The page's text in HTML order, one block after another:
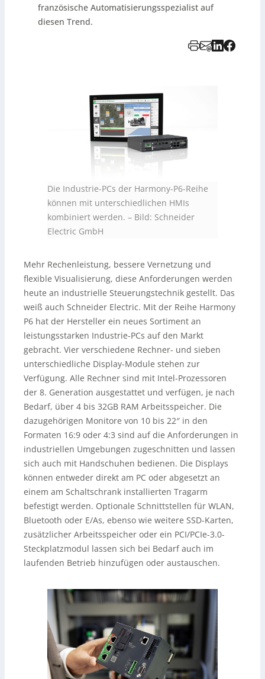
französische Automatisierungsspezialist auf
diesen Trend.
Die Industrie-PCs der Harmony-P6-Reihe
können mit unterschiedlichen HMIs
kombiniert werden. – Bild: Schneider
Electric GmbH
Mehr Rechenleistung, bessere Vernetzung und
flexible Visualisierung, diese Anforderungen werden
heute an industrielle Steuerungstechnik gestellt. Das
weiß auch Schneider Electric. Mit der Reihe Harmony
P6 hat der Hersteller ein neues Sortiment an
leistungsstarken Industrie-PCs auf den Markt
gebracht. Vier verschiedene Rechner- und sieben
unterschiedliche Display-Module stehen zur
Verfügung. Alle Rechner sind mit Intel-Prozessoren
der 8. Generation ausgestattet und verfügen, je nach
Bedarf, über 4 bis 32GB RAM Arbeitsspeicher. Die
dazugehörigen Monitore von 10 bis 22″ in den
Formaten 16:9 oder 4:3 sind auf die Anforderungen in
industriellen Umgebungen zugeschnitten und lassen
sich auch mit Handschuhen bedienen. Die Displays
können entweder direkt am PC oder abgesetzt an
einem am Schaltschrank installierten Tragarm
befestigt werden. Optionale Schnittstellen für WLAN,
Bluetooth oder E/As, ebenso wie weitere SSD-Karten,
zusätzlicher Arbeitsspeicher oder ein PCI/PCIe-3.0-
Steckplatzmodul lassen sich bei Bedarf auch im
laufenden Betrieb hinzufügen oder austauschen.